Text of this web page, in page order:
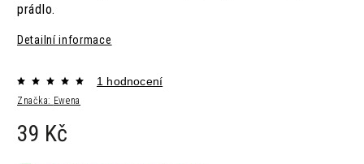
prádlo.
Detailní informace
Značka: Ewena
1 hodnocení
39 Kč